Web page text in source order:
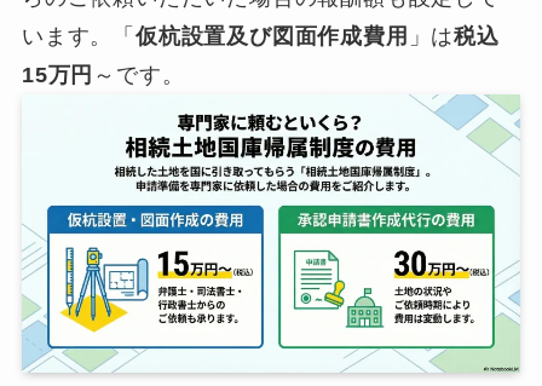
います。「 仮杭設置及び図面作成費用 」は税込
15万円 ～です。